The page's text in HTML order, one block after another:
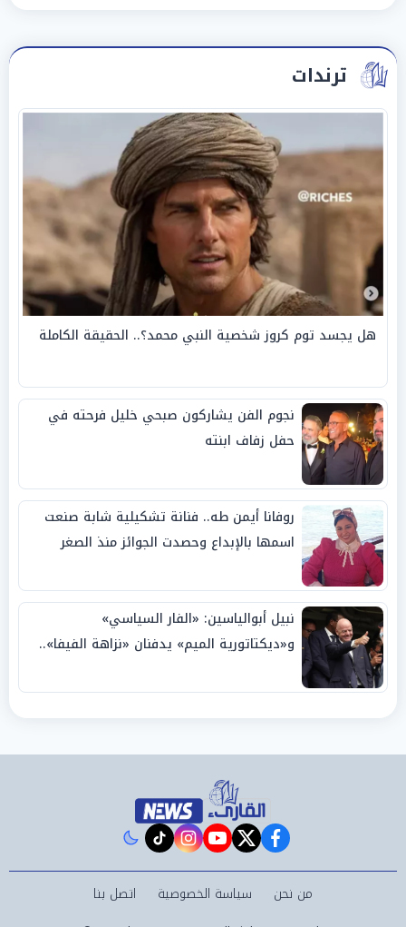
ترندات
هل يجسد توم كروز شخصية النبي محمد؟.. الحقيقة الكاملة
نجوم الفن يشاركون صبحي خليل فرحته في
حفل زفاف ابنته
روفانا أيمن طه.. فنانة تشكيلية شابة صنعت
اسمها بالإبداع وحصدت الجوائز منذ الصغر
نبيل أبوالياسين: «الفار السياسي»
و«ديكتاتورية الميم» يدفنان «نزاهة الفيفا»..
facebook
twitter
youtube
instagram
tiktok
من نحن سياسة الخصوصية اتصل بنا